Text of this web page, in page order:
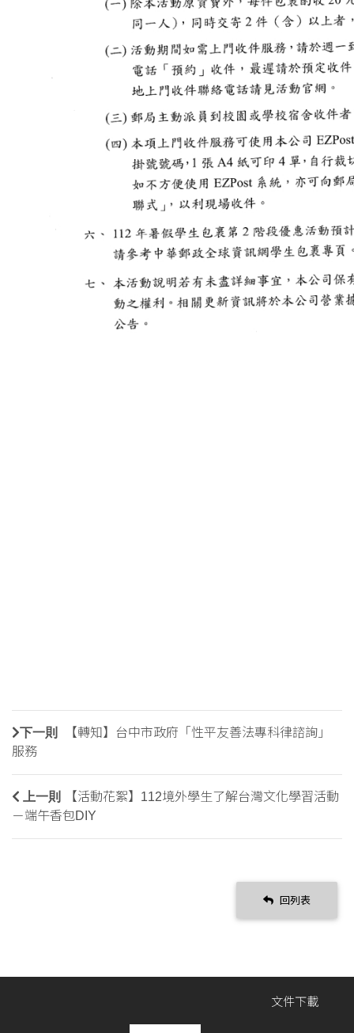
下一則
【轉知】台中市政府「性平友善法專科律諮詢」
服務
上一則
【活動花絮】112境外學生了解台灣文化學習活動
－端午香包DIY
回列表
文件下載